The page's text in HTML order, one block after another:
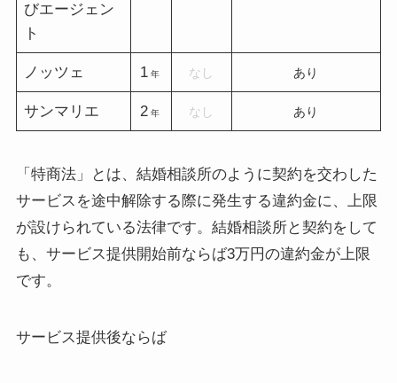
びエージェン
ト
ノッツェ 1 年 なし あり
サンマリエ 2 年 なし あり
「特商法」とは、結婚相談所のように契約を交わした
サービスを途中解除する際に発生する違約金に、上限
が設けられている法律です。結婚相談所と契約をして
も、サービス提供開始前ならば3万円の違約金が上限
です。
サービス提供後ならば